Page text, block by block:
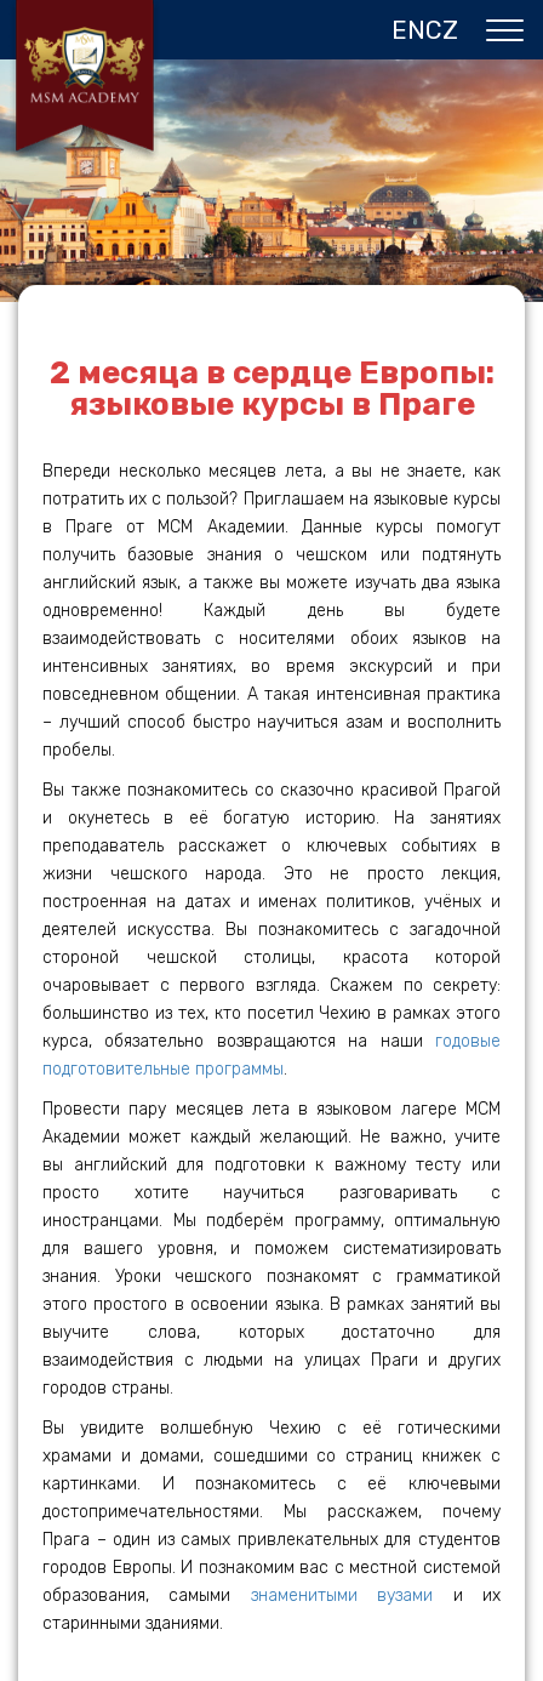
ENCZ
О НАС
ЧЕХИЯ
ПРОГРАММЫ В ПРАГЕ
ОТЗЫВЫ
КОНТАКТЫ
2 месяца в сердце Европы:
языковые курсы в Праге
Впереди несколько месяцев лета, а вы не знаете, как
потратить их с пользой? Приглашаем на языковые курсы
в Праге от МСМ Академии. Данные курсы помогут
получить базовые знания о чешском или подтянуть
английский язык, а также вы можете изучать два языка
одновременно! Каждый день вы будете
взаимодействовать с носителями обоих языков на
интенсивных занятиях, во время экскурсий и при
повседневном общении. А такая интенсивная практика
– лучший способ быстро научиться азам и восполнить
пробелы.
Вы также познакомитесь со сказочно красивой Прагой
и окунетесь в её богатую историю. На занятиях
преподаватель расскажет о ключевых событиях в
жизни чешского народа. Это не просто лекция,
построенная на датах и именах политиков, учёных и
деятелей искусства. Вы познакомитесь с загадочной
стороной чешской столицы, красота которой
очаровывает с первого взгляда. Скажем по секрету:
большинство из тех, кто посетил Чехию в рамках этого
курса, обязательно возвращаются на наши годовые
подготовительные программы.
Провести пару месяцев лета в языковом лагере МСМ
Академии может каждый желающий. Не важно, учите
вы английский для подготовки к важному тесту или
просто хотите научиться разговаривать с
иностранцами. Мы подберём программу, оптимальную
для вашего уровня, и поможем систематизировать
знания. Уроки чешского познакомят с грамматикой
этого простого в освоении языка. В рамках занятий вы
выучите слова, которых достаточно для
взаимодействия с людьми на улицах Праги и других
городов страны.
Вы увидите волшебную Чехию с её готическими
храмами и домами, сошедшими со страниц книжек с
картинками. И познакомитесь с её ключевыми
достопримечательностями. Мы расскажем, почему
Прага – один из самых привлекательных для студентов
городов Европы. И познакомим вас с местной системой
образования, самыми знаменитыми вузами и их
старинными зданиями.